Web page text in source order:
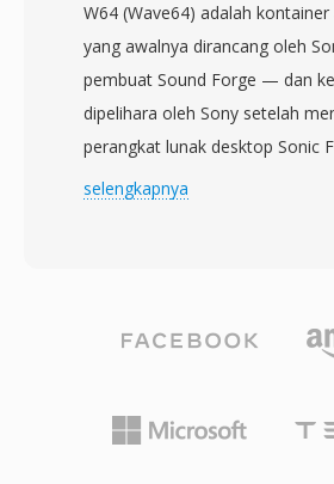
mentah — tanpa header, tanpa
tanpa framing — sehingga
diketahui terlebih dahulu.
deskripsi diri ini mungkin terlihat
sebenarnya merupakan
telepon di mana format sampel
tradisional, menangkap band
3400 Hz. Asterisk juga
wideband. File SLN tidak
W64 (Wave64) adalah
yang awalnya dirancang oleh
pembuat Sound Forge — dan
dipelihara oleh Sony setelah
perangkat lunak desktop Sonic
tahun 2003. Format ini langsung
channel, atau produksi sample
chunk dan field ukuran menjadi
menggunakan GUID sebagai
selengkapnya